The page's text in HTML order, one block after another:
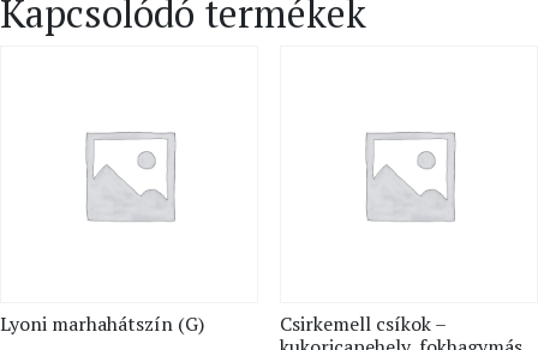
Kapcsolódó termékek
Lyoni marhahátszín (G)
Csirkemell csíkok –